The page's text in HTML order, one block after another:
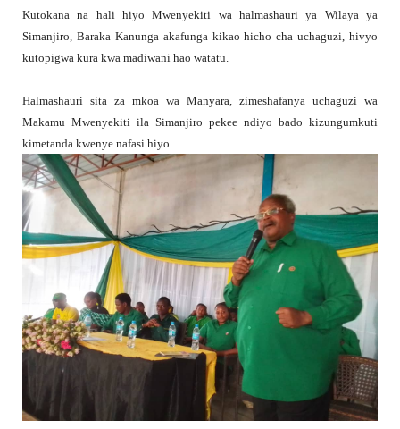
Kutokana na hali hiyo Mwenyekiti wa halmashauri ya Wilaya ya
Simanjiro, Baraka Kanunga akafunga kikao hicho cha uchaguzi, hivyo
kutopigwa kura kwa madiwani hao watatu.
Halmashauri sita za mkoa wa Manyara, zimeshafanya uchaguzi wa
Makamu Mwenyekiti ila Simanjiro pekee ndiyo bado kizungumkuti
kimetanda kwenye nafasi hiyo.